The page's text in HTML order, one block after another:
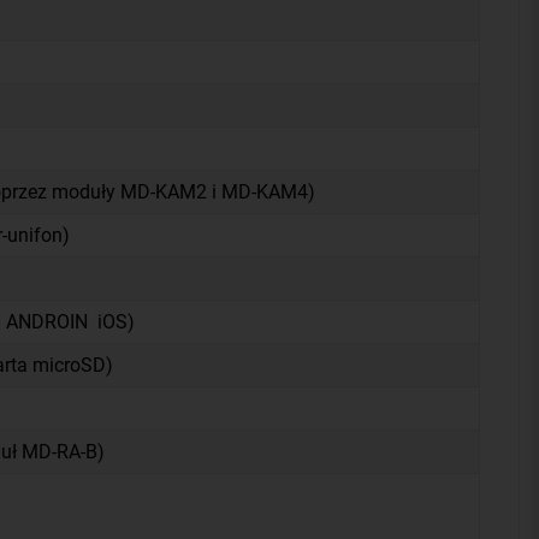
moduły MD-KAM2 i MD-KAM4)
unifon)
iOS)
microSD)
MD-RA-B)